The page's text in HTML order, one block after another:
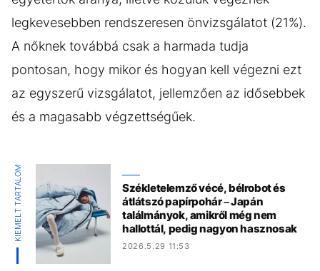
legkevesebben rendszeresen önvizsgálatot (21%).
A nőknek továbbá csak a harmada tudja
pontosan, hogy mikor és hogyan kell végezni ezt
az egyszerű vizsgálatot, jellemzően az idősebbek
és a magasabb végzettségűek.
KIEMELT TARTALOM
Székletelemző vécé, bélrobot és
átlátszó papírpohár – Japán
találmányok, amikről még nem
hallottál, pedig nagyon hasznosak
2026.5.29 11:53